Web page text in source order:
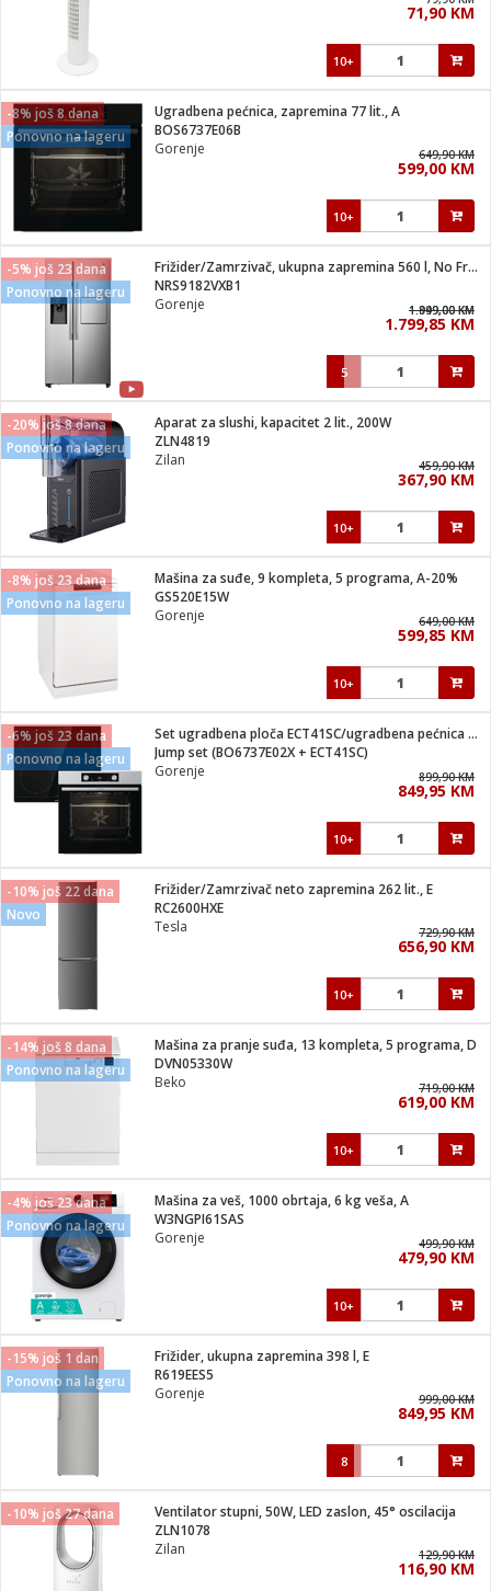
71,90 KM
10+
-8% još 8 dana
Ponovno na lageru
Ugradbena pećnica, zapremina 77 lit., A
BOS6737E06B
Gorenje
649,90 KM
599,00 KM
10+
-5% još 23 dana
Ponovno na lageru
Frižider/Zamrzivač, ukupna zapremina 560 l, No Frost Plus
NRS9182VXB1
Gorenje
1.949,00 KM
1.899,00 KM
1.799,85 KM
5
-20% još 8 dana
Ponovno na lageru
Aparat za slushi, kapacitet 2 lit., 200W
ZLN4819
Zilan
459,90 KM
367,90 KM
10+
-8% još 23 dana
Ponovno na lageru
Mašina za suđe, 9 kompleta, 5 programa, A-20%
GS520E15W
Gorenje
649,00 KM
599,85 KM
10+
-6% još 23 dana
Ponovno na lageru
Set ugradbena ploča ECT41SC/ugradbena pećnica BO6737E02X
Jump set (BO6737E02X + ECT41SC)
Gorenje
899,90 KM
849,95 KM
10+
-10% još 22 dana
Novo
Frižider/Zamrzivač neto zapremina 262 lit., E
RC2600HXE
Tesla
729,90 KM
656,90 KM
10+
-14% još 8 dana
Ponovno na lageru
Mašina za pranje suđa, 13 kompleta, 5 programa, D
DVN05330W
Beko
719,00 KM
619,00 KM
10+
-4% još 23 dana
Ponovno na lageru
Mašina za veš, 1000 obrtaja, 6 kg veša, A
W3NGPI61SAS
Gorenje
499,90 KM
479,90 KM
10+
-15% još 1 dan
Ponovno na lageru
Frižider, ukupna zapremina 398 l, E
R619EES5
Gorenje
999,00 KM
849,95 KM
8
-10% još 27 dana
Ventilator stupni, 50W, LED zaslon, 45° oscilacija
ZLN1078
Zilan
129,90 KM
116,90 KM